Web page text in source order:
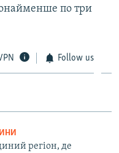
по три
Follow us
регіон, де